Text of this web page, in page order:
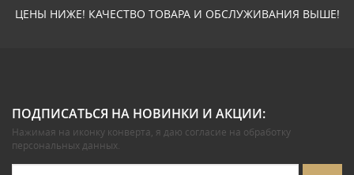
ЦЕНЫ НИЖЕ! КАЧЕСТВО ТОВАРА И ОБСЛУЖИВАНИЯ ВЫШЕ!
ПОДПИСАТЬСЯ НА НОВИНКИ И АКЦИИ:
Нажимая на иконку конверта, я даю согласие на обработку
персональных данных.